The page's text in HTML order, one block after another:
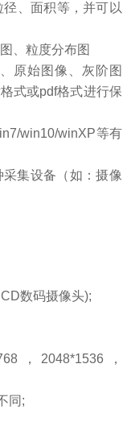
、面积等，并可以
、粒度分布图
原始图像、灰阶图
式或pdf格式进行保
win10/winXP等有
集设备（如：摄像
数码摄像头);
，2048*1536，
同;